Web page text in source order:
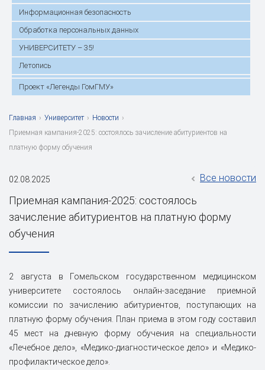
Информационная безопасность
Обработка персональных данных
УНИВЕРСИТЕТУ – 35!
Летопись
Проект «Легенды ГомГМУ»
Главная › Университет › Новости ›
Приемная кампания-2025: состоялось зачисление абитуриентов на
платную форму обучения
02.08.2025 Все новости
Приемная кампания-2025: состоялось
зачисление абитуриентов на платную форму
обучения
2 августа в Гомельском государственном медицинском
университете состоялось онлайн-заседание приемной
комиссии по зачислению абитуриентов, поступающих на
платную форму обучения. План приема в этом году составил
45 мест на дневную форму обучения на специальности
«Лечебное дело», «Медико-диагностическое дело» и «Медико-
профилактическое дело».